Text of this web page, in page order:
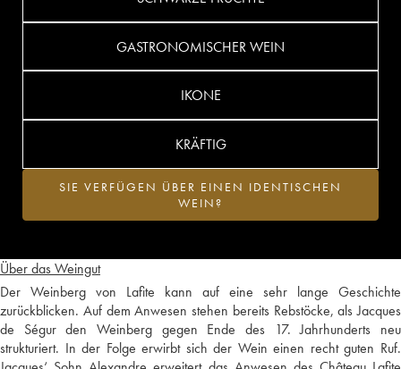
Über das Weingut
Der Weinberg von Lafite kann auf eine sehr lange Geschichte
zurückblicken. Auf dem Anwesen stehen bereits Rebstöcke, als Jacques
de Ségur den Weinberg gegen Ende des 17. Jahrhunderts neu
strukturiert. In der Folge erwirbt sich der Wein einen recht guten Ruf.
GASTRONOMISCHER WEIN
IKONE
KRÄFTIG
SIE VERFÜGEN ÜBER EINEN IDENTISCHEN
WEIN?